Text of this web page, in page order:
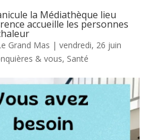
la Médiathèque lieu
accueille les personnes
Grand Mas | vendredi, 26 juin
& vous, Santé